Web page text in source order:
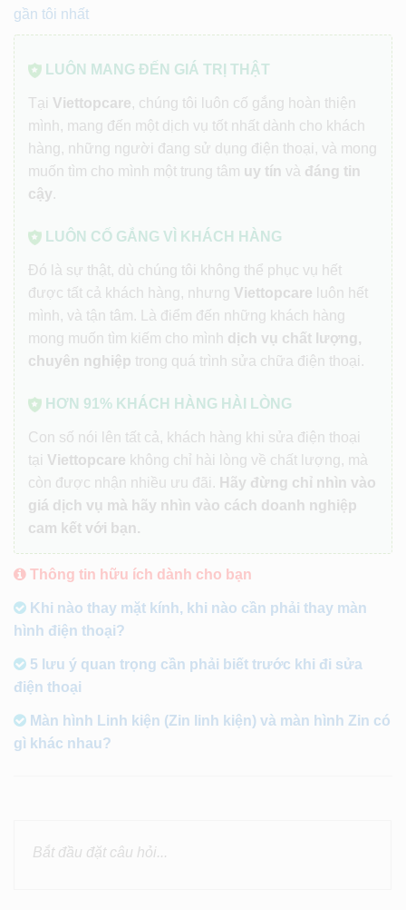
gần tôi nhất
LUÔN MANG ĐẾN GIÁ TRỊ THẬT
Tại Viettopcare, chúng tôi luôn cố gắng hoàn thiện
mình, mang đến một dịch vụ tốt nhất dành cho khách
hàng, những người đang sử dụng điện thoại, và mong
muốn tìm cho mình một trung tâm uy tín và đáng tin
cậy.
LUÔN CỐ GẮNG VÌ KHÁCH HÀNG
Đó là sự thật, dù chúng tôi không thể phục vụ hết
được tất cả khách hàng, nhưng Viettopcare luôn hết
mình, và tận tâm. Là điểm đến những khách hàng
mong muốn tìm kiếm cho mình dịch vụ chất lượng,
chuyên nghiệp trong quá trình sửa chữa điện thoại.
HƠN 91% KHÁCH HÀNG HÀI LÒNG
Con số nói lên tất cả, khách hàng khi sửa điện thoại
tại Viettopcare không chỉ hài lòng về chất lượng, mà
còn được nhận nhiều ưu đãi. Hãy đừng chỉ nhìn vào
giá dịch vụ mà hãy nhìn vào cách doanh nghiệp
cam kết với bạn.
Thông tin hữu ích dành cho bạn
Khi nào thay mặt kính, khi nào cần phải thay màn
hình điện thoại?
5 lưu ý quan trọng cần phải biết trước khi đi sửa
điện thoại
Màn hình Linh kiện (Zin linh kiện) và màn hình Zin có
gì khác nhau?